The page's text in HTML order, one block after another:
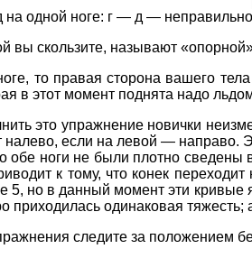
одной ноге: г — д — неправильно
вы скользите, называют
то правая сторона вашего
в этот момент поднята надо
это упражнение новички
налево, если на левой —
обе ноги не были плотно
к тому, что конек
5, но в данный момент эти
приходилась одинаковая тяжесть;
следите за положением